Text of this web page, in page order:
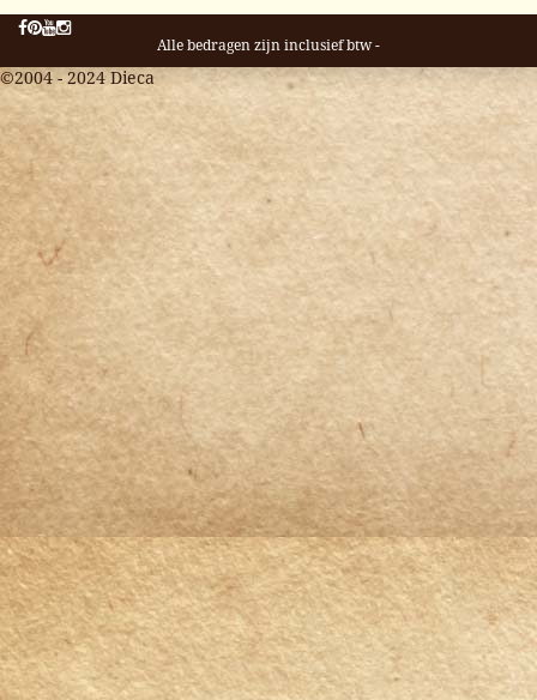
Alle bedragen zijn inclusief btw -
©2004 - 2024 Dieca